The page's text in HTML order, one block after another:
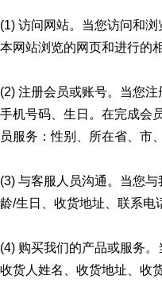
(1) 访问网站。当您访问和
本网站浏览的网页和进行的
(2) 注册会员或账号。当您
手机号码、生日。在完成会
员服务：性别、所在省、市
(3) 与客服人员沟通。当您
龄/生日、收货地址、联系电
(4) 购买我们的产品或服务
收货人姓名、收货地址、收